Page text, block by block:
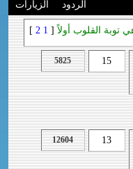
الردود الزيارات
توبة القلوب أولاً [
1
2
]
15
5825
13
12604